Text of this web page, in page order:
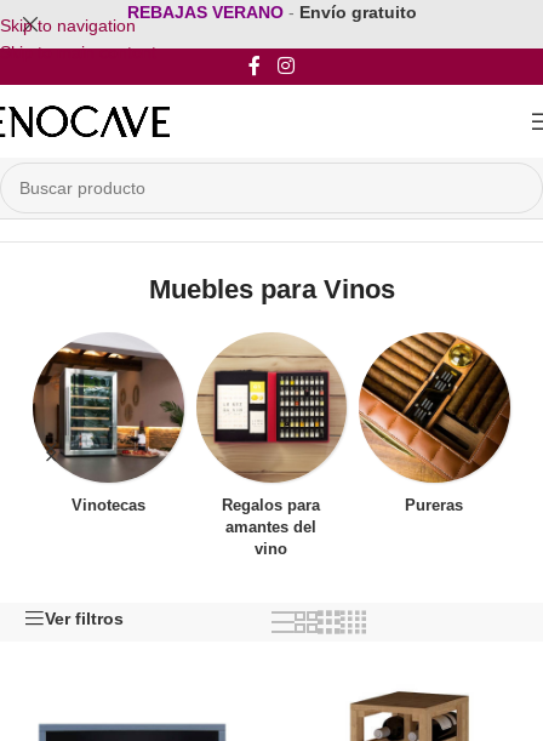
Skip to navigation
Skip to main content
REBAJAS VERANO - Envío gratuito
Inicio/Mobiliario para vinos/Muebles para Vinos
Muebles para Vinos
Vinotecas
Regalos para
amantes del
vino
Pureras
Ver filtros